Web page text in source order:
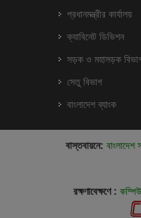
প্রধানমন্ত্রীর কার্যালয়
ক্যাবিনেট ডিভিশন
সড়ক ও মহাসড়ক
সেতু বিভাগ
বাংলাদেশ ব্যাংক
বাস্তবায়নে:
রক্ষণাবেক্ষণে :